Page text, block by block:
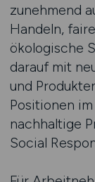
zunehmend
Handeln,
ökologische
darauf mit
und
Positionen
nachhaltige
Social